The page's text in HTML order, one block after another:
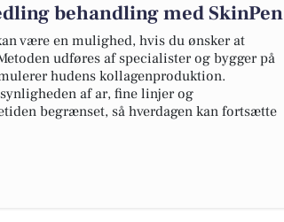
behandling med SkinPen
være en mulighed, hvis du ønsker at
udføres af specialister og bygger på
hudens kollagenproduktion.
af ar, fine linjer og
begrænset, så hverdagen kan fortsætte